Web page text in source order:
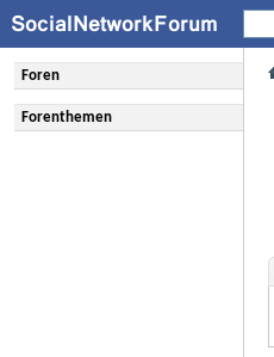
Foren
Forenthemen